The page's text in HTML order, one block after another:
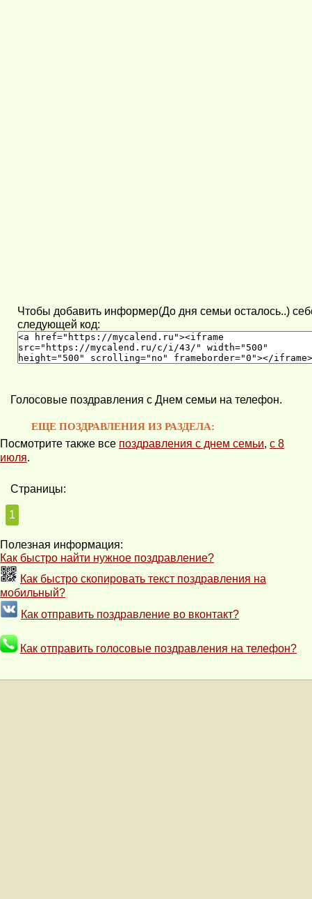
Чтобы добавить информер(До дня семьи осталось..)
следующей код:
Голосовые поздравления с Днем семьи на телефон.
ЕЩЕ ПОЗДРАВЛЕНИЯ ИЗ РАЗДЕЛА:
Посмотрите также все поздравления с днем семьи, с 8
июля.
Страницы:
1
Полезная информация:
Как быстро найти нужное поздравление?
Как быстро скопировать текст поздравления на
мобильный?
Как отправить поздравление во вконтакт?
Как отправить голосовые поздравления на телефон?